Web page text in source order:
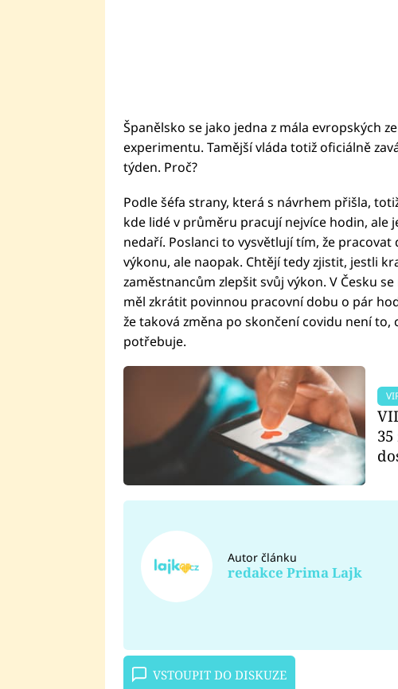
Španělsko se jako jedna z mála evropských
experimentu. Tamější vláda totiž oficiálně
týden. Proč?
Podle šéfa strany, která s návrhem přišla,
kde lidé v průměru pracují nejvíce hodin, ale
nedaří. Poslanci to vysvětlují tím, že
výkonu, ale naopak. Chtějí tedy zjistit, jestli
zaměstnancům zlepšit svůj výkon. V Česku
měl zkrátit povinnou pracovní dobu o pár
že taková změna po skončení covidu není
potřebuje.
Autor článku
redakce Prima Lajk
VSTOUPIT DO DISKUZE